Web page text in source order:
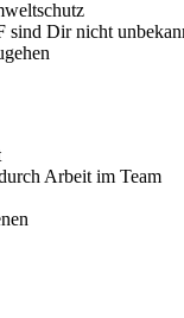
Dir nicht
Arbeit im Team